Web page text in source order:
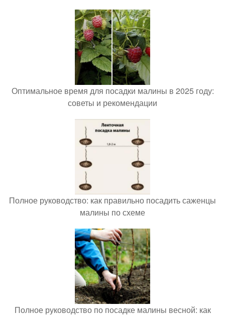
Оптимальное время для посадки малины в 2025 году:
советы и рекомендации
Полное руководство: как правильно посадить саженцы
малины по схеме
Полное руководство по посадке малины весной: как